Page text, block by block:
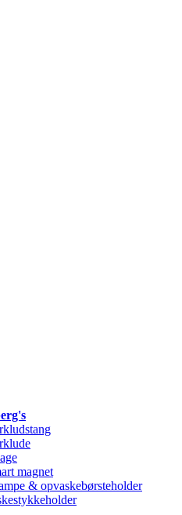
magnet
& opvaskebørsteholder